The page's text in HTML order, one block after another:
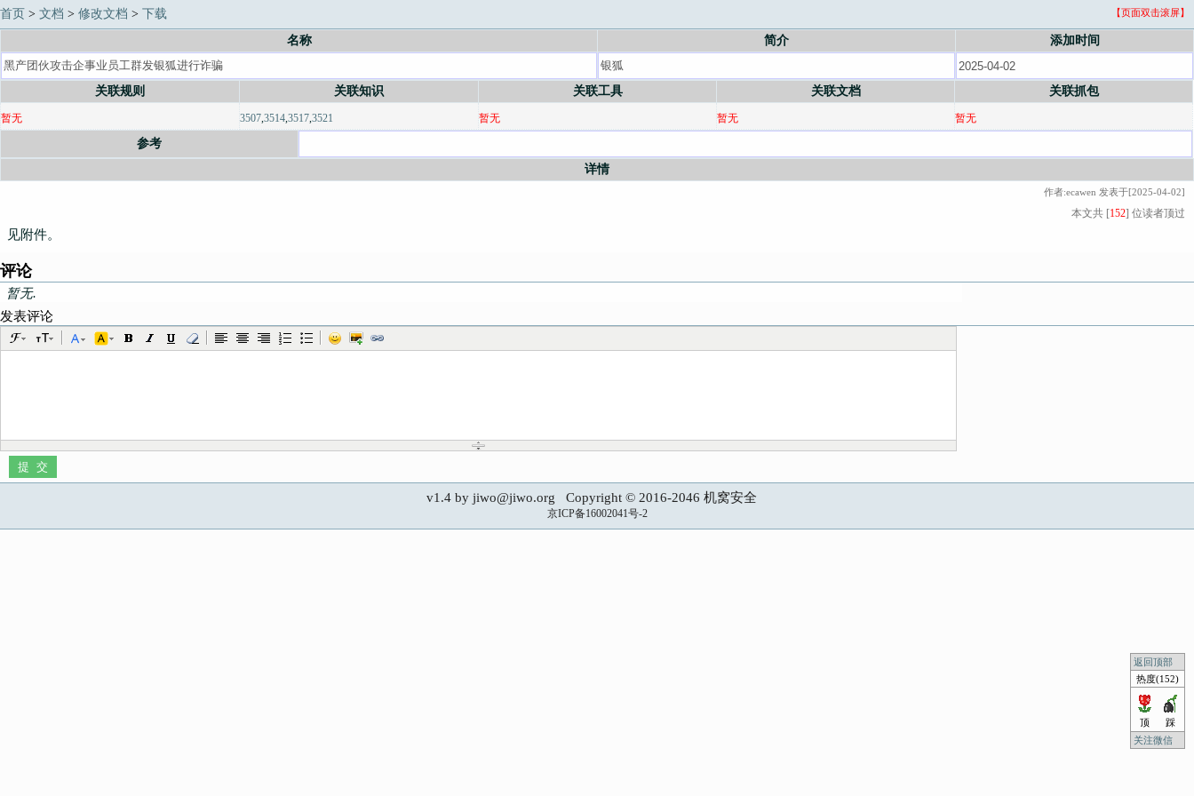
首页 > 文档 > 修改文档 > 下载 【页面双击滚屏】
名称 简介 添加时间
关联规则 关联知识 关联工具 关联文档 关联抓包
暂无 3507,3514,3517,3521 暂无 暂无 暂无
参考
详情
作者:ecawen 发表于[2025-04-02]
本文共 [152] 位读者顶过
见附件。
评论
暂无.
发表评论
返回顶部
热度(152)
顶
踩
关注微信
v1.4 by jiwo@jiwo.org Copyright © 2016-2046 机窝安全
京ICP备16002041号-2